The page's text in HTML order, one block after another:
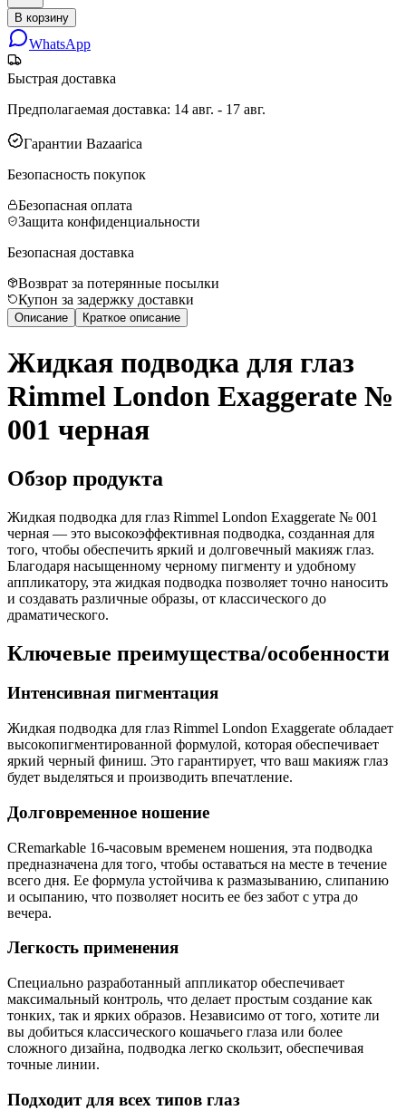
В корзину
WhatsApp
Быстрая доставка
Предполагаемая доставка: 14 авг. - 17 авг.
Гарантии Bazaarica
Безопасность покупок
Безопасная оплата
Защита конфиденциальности
Безопасная доставка
Возврат за потерянные посылки
Купон за задержку доставки
Описание Краткое описание
Жидкая подводка для глаз
Rimmel London Exaggerate №
001 черная
Обзор продукта
Жидкая подводка для глаз Rimmel London Exaggerate № 001
черная — это высокоэффективная подводка, созданная для
того, чтобы обеспечить яркий и долговечный макияж глаз.
Благодаря насыщенному черному пигменту и удобному
аппликатору, эта жидкая подводка позволяет точно наносить
и создавать различные образы, от классического до
драматического.
Ключевые преимущества/особенности
Интенсивная пигментация
Жидкая подводка для глаз Rimmel London Exaggerate обладает
высокопигментированной формулой, которая обеспечивает
яркий черный финиш. Это гарантирует, что ваш макияж глаз
будет выделяться и производить впечатление.
Долговременное ношение
СRemarkable 16-часовым временем ношения, эта подводка
предназначена для того, чтобы оставаться на месте в течение
всего дня. Ее формула устойчива к размазыванию, слипанию
и осыпанию, что позволяет носить ее без забот с утра до
вечера.
Легкость применения
Специально разработанный аппликатор обеспечивает
максимальный контроль, что делает простым создание как
тонких, так и ярких образов. Независимо от того, хотите ли
вы добиться классического кошачьего глаза или более
сложного дизайна, подводка легко скользит, обеспечивая
точные линии.
Подходит для всех типов глаз